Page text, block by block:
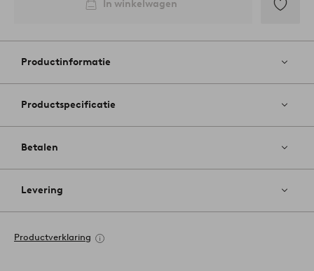
In winkelwagen
aan
Productinformatie
Productspecificatie
Betalen
Levering
Productverklaring